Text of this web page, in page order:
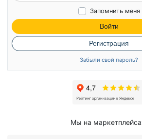
Запомнить меня
Войти
Регистрация
Забыли свой пароль?
Мы на